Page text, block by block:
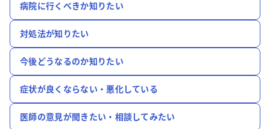
病院に行くべきか知りたい
対処法が知りたい
今後どうなるのか知りたい
症状が良くならない・悪化している
医師の意見が聞きたい・相談してみたい